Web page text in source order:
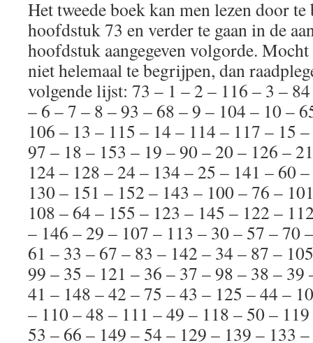
Het tweede boek kan men lezen door
hoofdstuk 73 en verder te gaan in de
hoofdstuk aangegeven volgorde.
niet helemaal te begrijpen, dan
volgende lijst: 73 – 1 – 2 – 116 – 3 –
– 6 – 7 – 8 – 93 – 68 – 9 – 104 – 10 –
106 – 13 – 115 – 14 – 114 – 117 – 15
97 – 18 – 153 – 19 – 90 – 20 – 126 –
124 – 128 – 24 – 134 – 25 – 141 – 60
130 – 151 – 152 – 143 – 100 – 76 –
108 – 64 – 155 – 123 – 145 – 122 –
– 146 – 29 – 107 – 113 – 30 – 57 – 70
61 – 33 – 67 – 83 – 142 – 34 – 87 –
99 – 35 – 121 – 36 – 37 – 98 – 38 – 39
41 – 148 – 42 – 75 – 43 – 125 – 44 –
– 110 – 48 – 111 – 49 – 118 – 50 –
53 – 66 – 149 – 54 – 129 – 139 – 133